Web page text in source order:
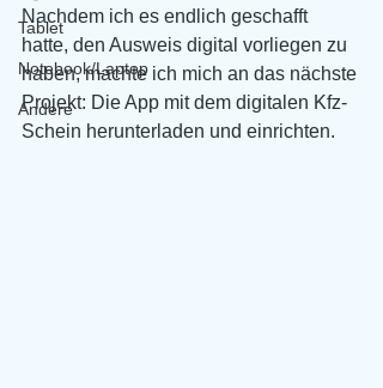
Tablet
Notebook/Laptop
Andere
Nachdem ich es endlich geschafft
hatte, den Ausweis digital vorliegen zu
haben, machte ich mich an das nächste
Projekt: Die App mit dem digitalen Kfz-
Schein herunterladen und einrichten.